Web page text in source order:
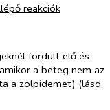
reakciók
fordult elő és
a beteg nem az
a zolpidemet) (lásd